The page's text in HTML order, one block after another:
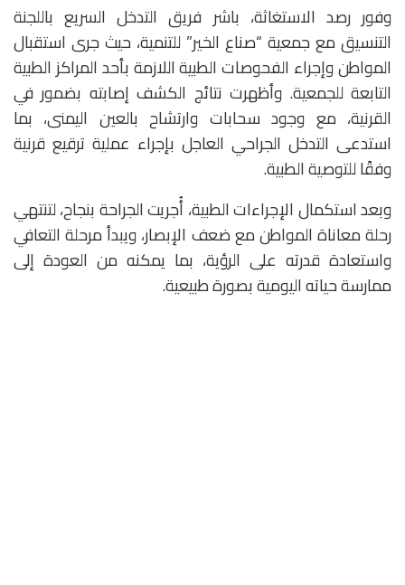
وفور رصد الاستغاثة، باشر فريق التدخل السريع باللجنة
التنسيق مع جمعية “صناع الخير” للتنمية، حيث جرى استقبال
المواطن وإجراء الفحوصات الطبية اللازمة بأحد المراكز الطبية
التابعة للجمعية. وأظهرت نتائج الكشف إصابته بضمور في
القرنية، مع وجود سحابات وارتشاح بالعين اليمنى، بما
استدعى التدخل الجراحي العاجل بإجراء عملية ترقيع قرنية
وفقًا للتوصية الطبية.
وبعد استكمال الإجراءات الطبية، أُجريت الجراحة بنجاح، لتنتهي
رحلة معاناة المواطن مع ضعف الإبصار، ويبدأ مرحلة التعافي
واستعادة قدرته على الرؤية، بما يمكنه من العودة إلى
ممارسة حياته اليومية بصورة طبيعية.